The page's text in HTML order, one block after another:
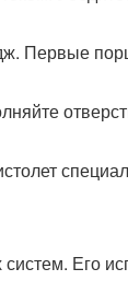
Первые
Его